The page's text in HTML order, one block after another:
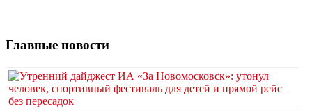
Главные новости